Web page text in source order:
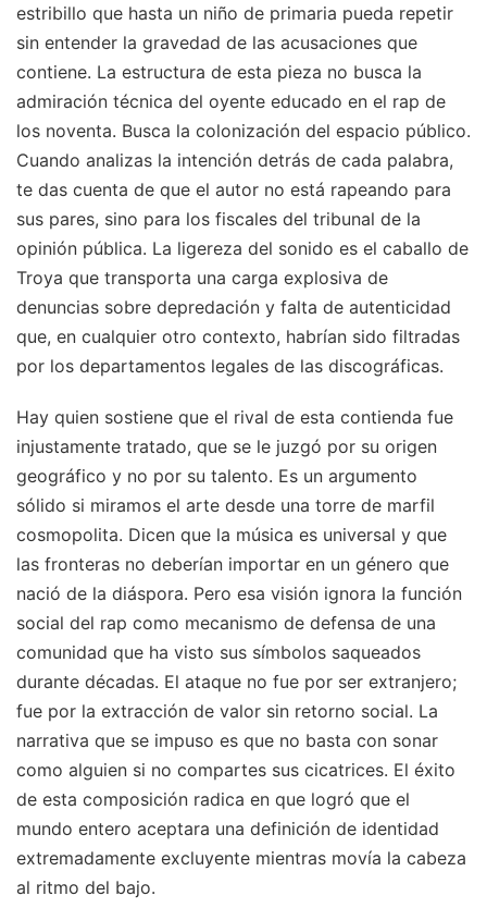
estribillo que hasta un niño de primaria pueda repetir
sin entender la gravedad de las acusaciones que
contiene. La estructura de esta pieza no busca la
admiración técnica del oyente educado en el rap de
los noventa. Busca la colonización del espacio público.
Cuando analizas la intención detrás de cada palabra,
te das cuenta de que el autor no está rapeando para
sus pares, sino para los fiscales del tribunal de la
opinión pública. La ligereza del sonido es el caballo de
Troya que transporta una carga explosiva de
denuncias sobre depredación y falta de autenticidad
que, en cualquier otro contexto, habrían sido filtradas
por los departamentos legales de las discográficas.
Hay quien sostiene que el rival de esta contienda fue
injustamente tratado, que se le juzgó por su origen
geográfico y no por su talento. Es un argumento
sólido si miramos el arte desde una torre de marfil
cosmopolita. Dicen que la música es universal y que
las fronteras no deberían importar en un género que
nació de la diáspora. Pero esa visión ignora la función
social del rap como mecanismo de defensa de una
comunidad que ha visto sus símbolos saqueados
durante décadas. El ataque no fue por ser extranjero;
fue por la extracción de valor sin retorno social. La
narrativa que se impuso es que no basta con sonar
como alguien si no compartes sus cicatrices. El éxito
de esta composición radica en que logró que el
mundo entero aceptara una definición de identidad
extremadamente excluyente mientras movía la cabeza
al ritmo del bajo.